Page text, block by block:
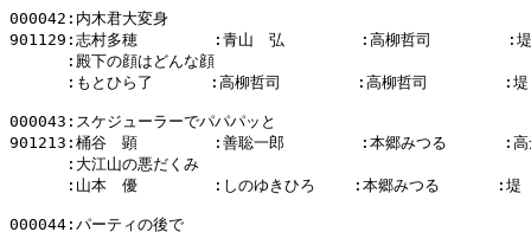
000042:内木君大変身
901129:志村多穂        :青山　弘        :高柳哲司        :堤
      :殿下の顔はどんな顔
:もとひら了      :高柳哲司        :高柳哲司        :堤
000043:スケジューラーでパパパッと
901213:桶谷　顕        :善聡一郎        :本郷みつる      :高
      :大江山の悪だくみ
:山本　優        :しのゆきひろ    :本郷みつる      :堤
000044:パーティの後で